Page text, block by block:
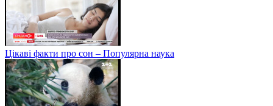
Цікаві факти про сон – Популярна наука